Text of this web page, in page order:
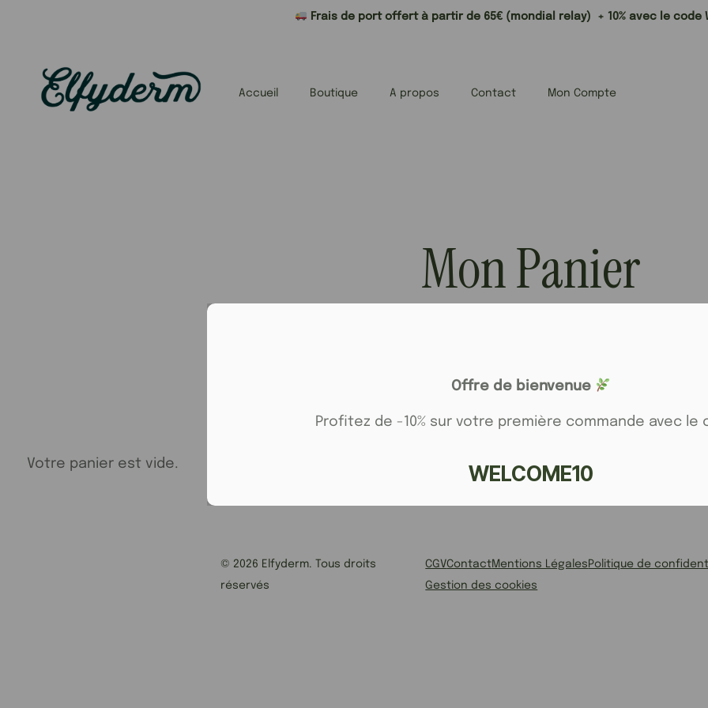
Frais de port offert à partir de 65€ (mondial relay) + 10% avec le code
Accueil Boutique A propos Contact Mon Compte
Mon Panier
Votre panier est vide.
© 2026 Elfyderm. Tous droits
réservés
CGVContactMentions Légales Politique de
Gestion des cookies
Offre de bienvenue
Profitez de -10% sur votre première commande avec le
WELCOME10